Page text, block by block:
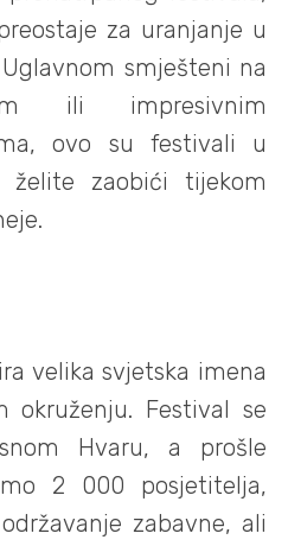
za uranjanje u
smješteni na
ili impresivnim
ovo su festivali u
želite zaobići tijekom
velika svjetska imena
Festival se
Hvaru, a prošle
2 000 posjetitelja,
zabavne, ali